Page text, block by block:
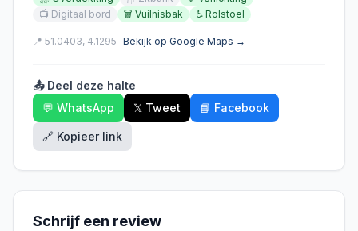
📺 Digitaal bord 🗑️ Vuilnisbak ♿ Rolstoel
📍 51.0403, 4.1295 Bekijk op Google Maps →
📤 Deel deze halte
💬 WhatsApp
𝕏 Tweet 📘 Facebook
🔗 Kopieer link
Schrijf een review